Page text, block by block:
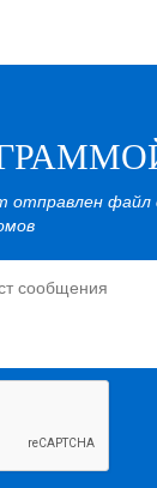
отправлен файл